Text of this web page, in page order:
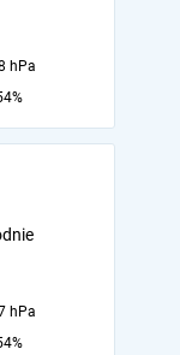
hPa
hPa